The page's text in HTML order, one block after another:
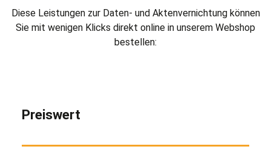
Diese Leistungen zur Daten- und Aktenvernichtung können
Sie mit wenigen Klicks direkt online in unserem Webshop
bestellen:
Preiswert